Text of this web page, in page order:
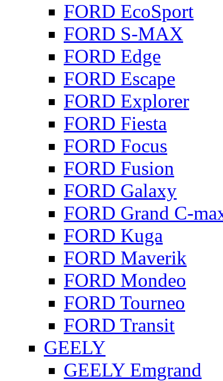
FORD EcoSport
FORD S-MAX
FORD Edge
FORD Escape
FORD Explorer
FORD Fiesta
FORD Focus
FORD Fusion
FORD Galaxy
FORD Grand C-
FORD Kuga
FORD Maverik
FORD Mondeo
FORD Tourneo
FORD Transit
GEELY
GEELY Emgrand